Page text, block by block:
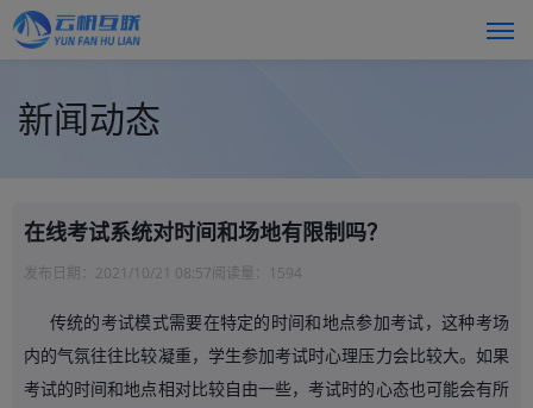
新闻动态
在线考试系统对时间和场地有限制吗？
发布日期： 2021/10/21 08:57阅读量： 1594
传统的考试模式需要在特定的时间和地点参加考试，这种考场
内的气氛往往比较凝重，学生参加考试时心理压力会比较大。如果
考试的时间和地点相对比较自由一些，考试时的心态也可能会有所